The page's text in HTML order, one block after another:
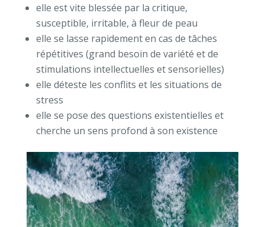
elle est vite blessée par la critique,
susceptible, irritable, à fleur de peau
elle se lasse rapidement en cas de tâches
répétitives (grand besoin de variété et de
stimulations intellectuelles et sensorielles)
elle déteste les conflits et les situations de
stress
elle se pose des questions existentielles et
cherche un sens profond à son existence